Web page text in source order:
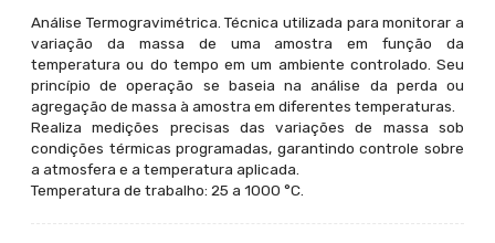
Análise Termogravimétrica. Técnica utilizada para monitorar a
variação da massa de uma amostra em função da
temperatura ou do tempo em um ambiente controlado. Seu
princípio de operação se baseia na análise da perda ou
agregação de massa à amostra em diferentes temperaturas.
Realiza medições precisas das variações de massa sob
condições térmicas programadas, garantindo controle sobre
a atmosfera e a temperatura aplicada.
Temperatura de trabalho: 25 a 1000 °C.